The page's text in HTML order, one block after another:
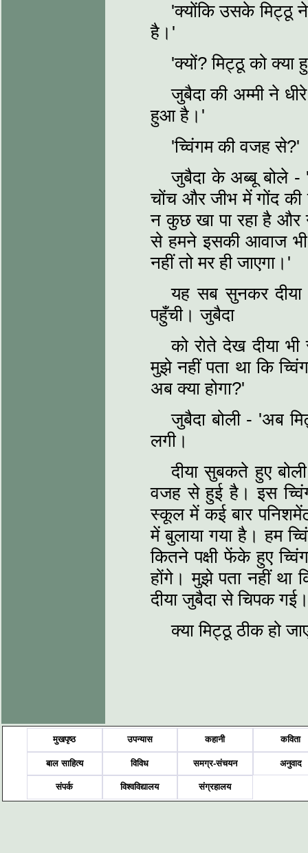
'क्योंकि उसके मिट्ठू
है।'
'क्यों? मिट्ठू को क्या
जुबैदा की अम्मी ने
हुआ है।'
'च्विंगम की वजह से?'
जुबैदा के अब्बू बोले -
चोंच और जीभ में गोंद
न कुछ खा पा रहा है और
से हमने इसकी आवाज भी
नहीं तो मर ही जाएगा।'
यह सब सुनकर
पहुँची। जुबैदा
को रोते देख दीया
मुझे नहीं पता था कि
अब क्या होगा?'
जुबैदा बोली - 'अब
लगी।
दीया सुबकते हुए
वजह से हुई है। इस
स्कूल में कई बार पनिशमेंट
में बुलाया गया है। हम
कितने पक्षी फेंके हुए
होंगे। मुझे पता नहीं था
दीया जुबैदा से चिपक
क्या मिट्ठू ठीक हो
मुखपृष्ठ उपन्यास कहानी कविता
बाल साहित्य विविध समग्र-संचयन अनुवाद
संपर्क विश्वविद्यालय संग्रहालय